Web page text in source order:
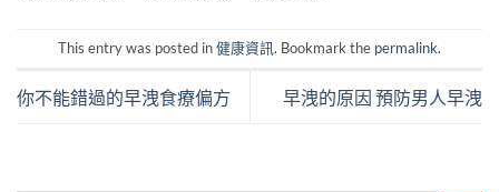
This entry was posted in健康資訊. Bookmark the permalink.
你不能錯過的早洩食療偏方 早洩的原因 預防男人早洩